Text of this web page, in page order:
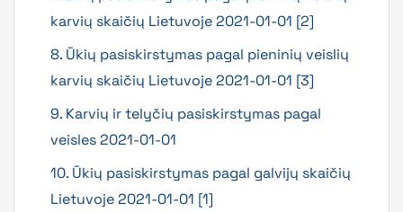
karvių skaičių Lietuvoje 2021-01-01 [2]
8. Ūkių pasiskirstymas pagal pieninių veislių
karvių skaičių Lietuvoje 2021-01-01 [3]
9. Karvių ir telyčių pasiskirstymas pagal
veisles 2021-01-01
10. Ūkių pasiskirstymas pagal galvijų skaičių
Lietuvoje 2021-01-01 [1]